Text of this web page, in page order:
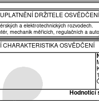
DRŽITELE OSVĚDČENÍ
a elektrotechnických rozvodech.
mechanik měřicích, regulačních a
CHARAKTERISTIKA OSVĚDČENÍ
Hodnoticí